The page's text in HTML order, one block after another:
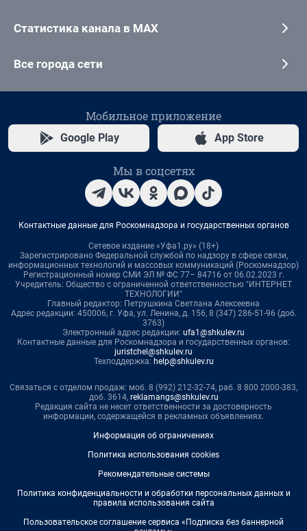
Статистика канала в MAX
Все города сети
Мобильное приложение
Google Play App Store
Мы в соцсетях
Контактные данные для Роскомнадзора и государственных органов
Сетевое издание «Уфа1.ру» (18+)
Зарегистрировано Федеральной службой по надзору в сфере связи,
информационных технологий и массовых коммуникаций (Роскомнадзор)
Регистрационный номер СМИ ЭЛ № ФС 77– 84716 от 06.02.2023 г.
Учредитель: Общество с ограниченной ответственностью "ИНТЕРНЕТ
ТЕХНОЛОГИИ"
Главный редактор: Петрушкина Светлана Алексеевна
Адрес редакции: 450006, г. Уфа, ул. Ленина, д. 156, 8 (347) 286-51-96 (доб.
3763)
Электронный адрес редакции: ufa1@shkulev.ru
Контактные данные для Роскомнадзора и государственных органов:
juristchel@shkulev.ru
Техподдержка: help@shkulev.ru
Связаться с отделом продаж: моб. 8 (992) 212-32-74, раб. 8 800 2000-383,
доб. 3614, reklamangs@shkulev.ru
Редакция сайта не несет ответственности за достоверность
информации, содержащейся в рекламных объявлениях.
Информация об ограничениях
Политика использования cookies
Рекомендательные системы
Политика конфиденциальности и обработки персональных данных и
правила использования сайта
Пользовательское соглашение сервиса «Подписка без баннерной